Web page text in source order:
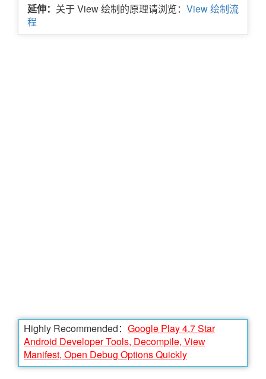
延伸： 关于 View 绘制的原理请浏览： View 绘制流
程
Highly Recommended： Google Play 4.7 Star
Android Developer Tools, Decompile, View
Manifest, Open Debug Options Quickly